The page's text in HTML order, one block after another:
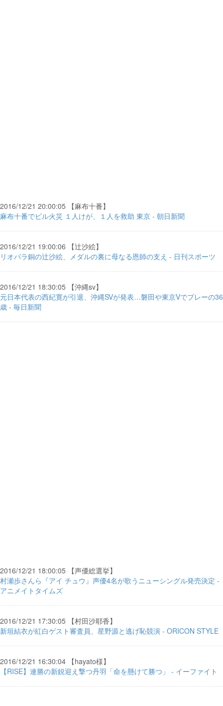
2016/12/21 20:00:05 【麻布十番】
麻布十番でビル火災 １人けが、１人を救助 東京 - 朝日新聞
2016/12/21 19:00:06 【辻沙絵】
リオパラ銅の辻沙絵、メダルの裏に母なる恩師の支え - 日刊スポーツ
2016/12/21 18:30:05 【沖縄sv】
元日本代表の西紀寛が引退、沖縄SVが発表…磐田や東京Vでプレーの36
歳 - 毎日新聞
2016/12/21 18:00:05 【声優総選挙】
村瀬歩さんら『アイ チュウ』声優4名が歌うニューシングル発売決定 -
アニメイトタイムズ
2016/12/21 17:30:05 【村田沙耶香】
新垣結衣が紅白ゲスト審査員、星野源と逃げ恥競演 - ORICON STYLE
2016/12/21 16:30:04 【hayato様】
【RISE】連勝の新鋭迎え撃つ丹羽「命を懸けて勝つ」 - イーファイト